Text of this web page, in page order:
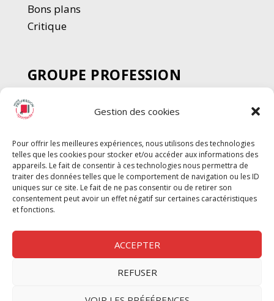
Gestion des cookies
Pour offrir les meilleures expériences, nous utilisons des technologies
telles que les cookies pour stocker et/ou accéder aux informations des
appareils. Le fait de consentir à ces technologies nous permettra de
traiter des données telles que le comportement de navigation ou les ID
uniques sur ce site. Le fait de ne pas consentir ou de retirer son
consentement peut avoir un effet négatif sur certaines caractéristiques
et fonctions.
ACCEPTER
REFUSER
Bons plans
Critique
GROUPE PROFESSION
SPECTACLE
Chèque Intermittents
Chèque Compta
Chèque Emploi Spectacle
G-Pods
Profession Audio-visuel
Nous contacter